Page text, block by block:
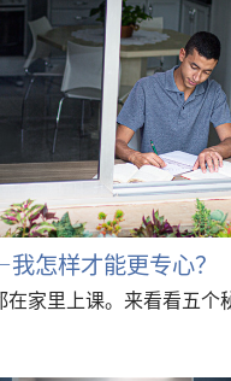
怎样才能更专心？
在家里上课。来看看五个